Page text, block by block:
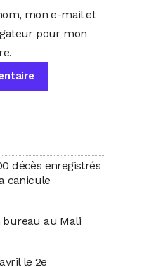
mon e-mail et
pour mon
décès enregistrés
canicule
bureau au Mali
le 2e